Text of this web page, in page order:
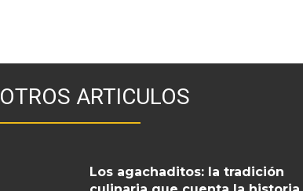
OTROS ARTICULOS
Los agachaditos: la tradición